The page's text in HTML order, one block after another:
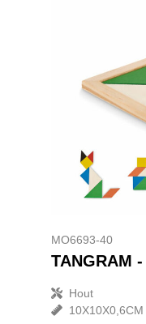
MO6693-40
TANGRAM
Hout
10X10X0,6CM